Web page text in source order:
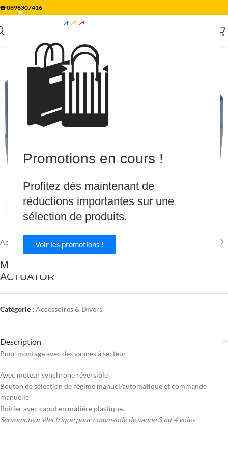
🛍️
Promotions en cours !
Profitez dès maintenant de
réductions importantes sur une
sélection de produits.
Voir les promotions !
☎️0698307416
Agrandir
Accueil Piscine & Spa/Accessoires & Divers
MOTEUR DE VANNE 230 V -SQK34.00
ACTUATOR
Catégorie : Accessoires & Divers
Description
Pour montage avec des vannes à secteur
Avec moteur synchrone réversible
Bouton de sélection de régime manuel/automatique et commande
manuelle
Boîtier avec capot en matière plastique.
Servomoteur électrique pour commande de vanne 3 ou 4 voies